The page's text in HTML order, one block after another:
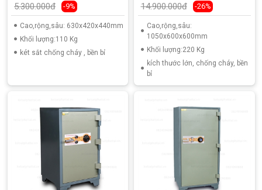
5.300.000đ -9%
Cao,rộng,sâu: 630x420x440mm
Khối lượng:110 Kg
két sắt chống cháy , bền bỉ
14.900.000đ -26%
Cao,rộng,sâu:
1050x600x600mm
Khối lượng:220 Kg
kích thước lớn, chống cháy, bền
bỉ